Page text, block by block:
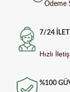
Ödeme
7/24
Hızlı
%100